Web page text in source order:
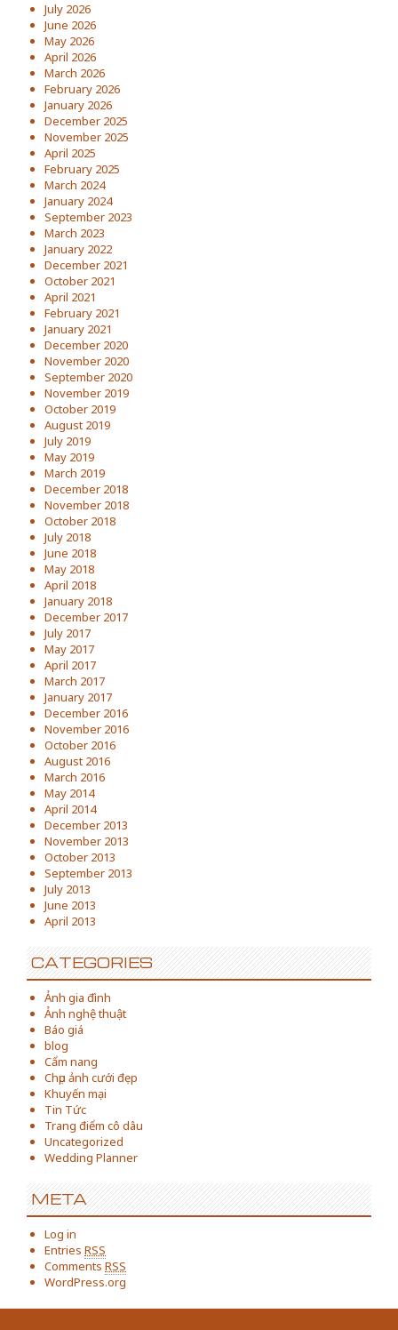
July 2026
June 2026
May 2026
April 2026
March 2026
February 2026
January 2026
December 2025
November 2025
April 2025
February 2025
March 2024
January 2024
September 2023
March 2023
January 2022
December 2021
October 2021
April 2021
February 2021
January 2021
December 2020
November 2020
September 2020
November 2019
October 2019
August 2019
July 2019
May 2019
March 2019
December 2018
November 2018
October 2018
July 2018
June 2018
May 2018
April 2018
January 2018
December 2017
July 2017
May 2017
April 2017
March 2017
January 2017
December 2016
November 2016
October 2016
August 2016
March 2016
May 2014
April 2014
December 2013
November 2013
October 2013
September 2013
July 2013
June 2013
April 2013
CATEGORIES
Ảnh gia đình
Ảnh nghệ thuật
Báo giá
blog
Cẩm nang
Chụp ảnh cưới đẹp
Khuyến mại
Tin Tức
Trang điểm cô dâu
Uncategorized
Wedding Planner
META
Log in
Entries RSS
Comments RSS
WordPress.org